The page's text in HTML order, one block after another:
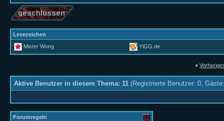
Lesezeichen
Mister Wong
YiGG.de
«
Aktive Benutzer in diesem Thema: 11 (Registrierte Benutzer: 0,
Forumregeln